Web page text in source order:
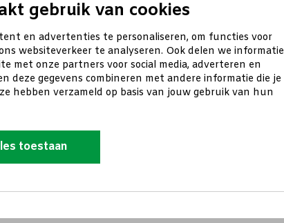
gebruik van cookies
en advertenties te personaliseren, om functies voor
websiteverkeer te analyseren. Ook delen we informatie
met onze partners voor social media, adverteren en
deze gegevens combineren met andere informatie die je
hebben verzameld op basis van jouw gebruik van hun
toestaan